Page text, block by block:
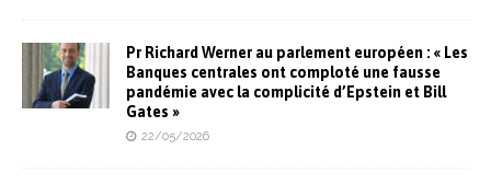
Pr Richard Werner au parlement européen : « Les
Banques centrales ont comploté une fausse
pandémie avec la complicité d’Epstein et Bill
Gates »
22/05/2026